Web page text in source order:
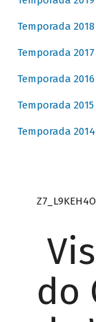
Temporada 2018
Temporada 2017
Temporada 2016
Temporada 2015
Temporada 2014
do